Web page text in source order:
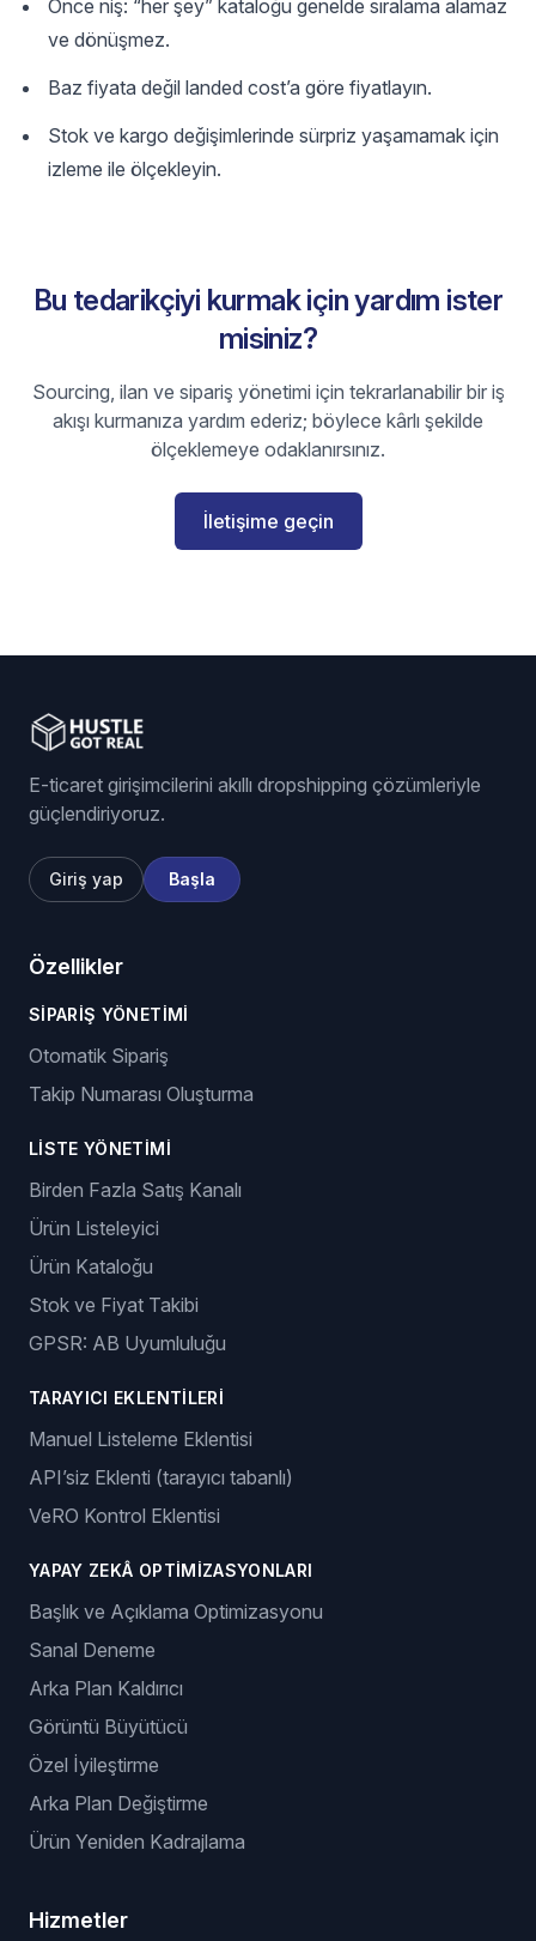
Önce niş: “her şey” kataloğu genelde sıralama alamaz
ve dönüşmez.
Baz fiyata değil landed cost’a göre fiyatlayın.
Stok ve kargo değişimlerinde sürpriz yaşamamak için
izleme ile ölçekleyin.
Bu tedarikçiyi kurmak için yardım ister
misiniz?
Sourcing, ilan ve sipariş yönetimi için tekrarlanabilir bir iş
akışı kurmanıza yardım ederiz; böylece kârlı şekilde
ölçeklemeye odaklanırsınız.
İletişime geçin
E-ticaret girişimcilerini akıllı dropshipping çözümleriyle
güçlendiriyoruz.
Giriş yap Başla
Özellikler
SIPARIŞ YÖNETIMI
Otomatik Sipariş
Takip Numarası Oluşturma
LISTE YÖNETIMI
Birden Fazla Satış Kanalı
Ürün Listeleyici
Ürün Kataloğu
Stok ve Fiyat Takibi
GPSR: AB Uyumluluğu
TARAYICI EKLENTILERI
Manuel Listeleme Eklentisi
API’siz Eklenti (tarayıcı tabanlı)
VeRO Kontrol Eklentisi
YAPAY ZEKÂ OPTIMIZASYONLARI
Başlık ve Açıklama Optimizasyonu
Sanal Deneme
Arka Plan Kaldırıcı
Görüntü Büyütücü
Özel İyileştirme
Arka Plan Değiştirme
Ürün Yeniden Kadrajlama
Hizmetler